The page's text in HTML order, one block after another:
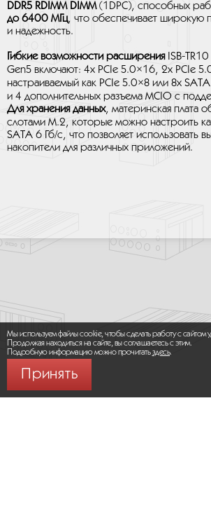
DDR5 RDIMM DIMM(1DPC), способных
до 6400 МГц, что обеспечивает широкую
и надежность.
Гибкие возможности расширенияISB-
Gen5 включают: 4х PCIe 5.0×16, 2х PCIe
настраиваемый как PCIe 5.0×8 или 8х
и 4 дополнительных разъема MCIO с
Для хранения данных, материнская плата
слотами M.2, которые можно настроить
SATA 6 Гб/с, что позволяет использовать
накопители для различных приложений.
Мы используем файлы cookie, чтобы сделать работу с сайтом
Продолжая находиться на сайте, вы соглашаетесь с этим.
Подробную информацию можно прочитатьздесь.
Принять